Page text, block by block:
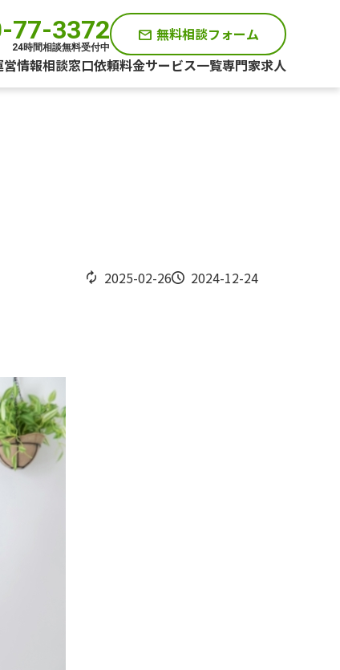
77-3372
24時間相談無料受付中
mail 無料相談フォーム
営情報相談窓口依頼料金サービス一覧専門家求人
2025-02-26 2024-12-24